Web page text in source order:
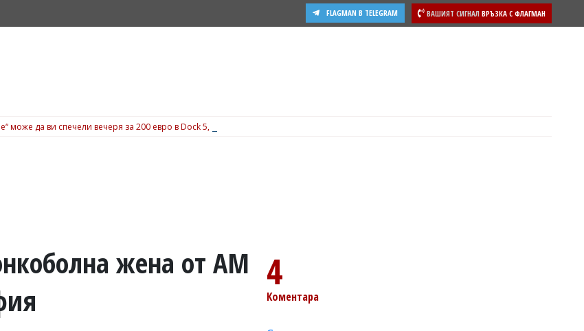
ВАШИЯТ СИГНАЛ ВРЪЗКА С ФЛАГМАН
FLAGMAN В TELEGRAM
може да ви спечели вечеря за 200 евро в Dock 5, вижте подробности
жена от АМ 4
Коментара